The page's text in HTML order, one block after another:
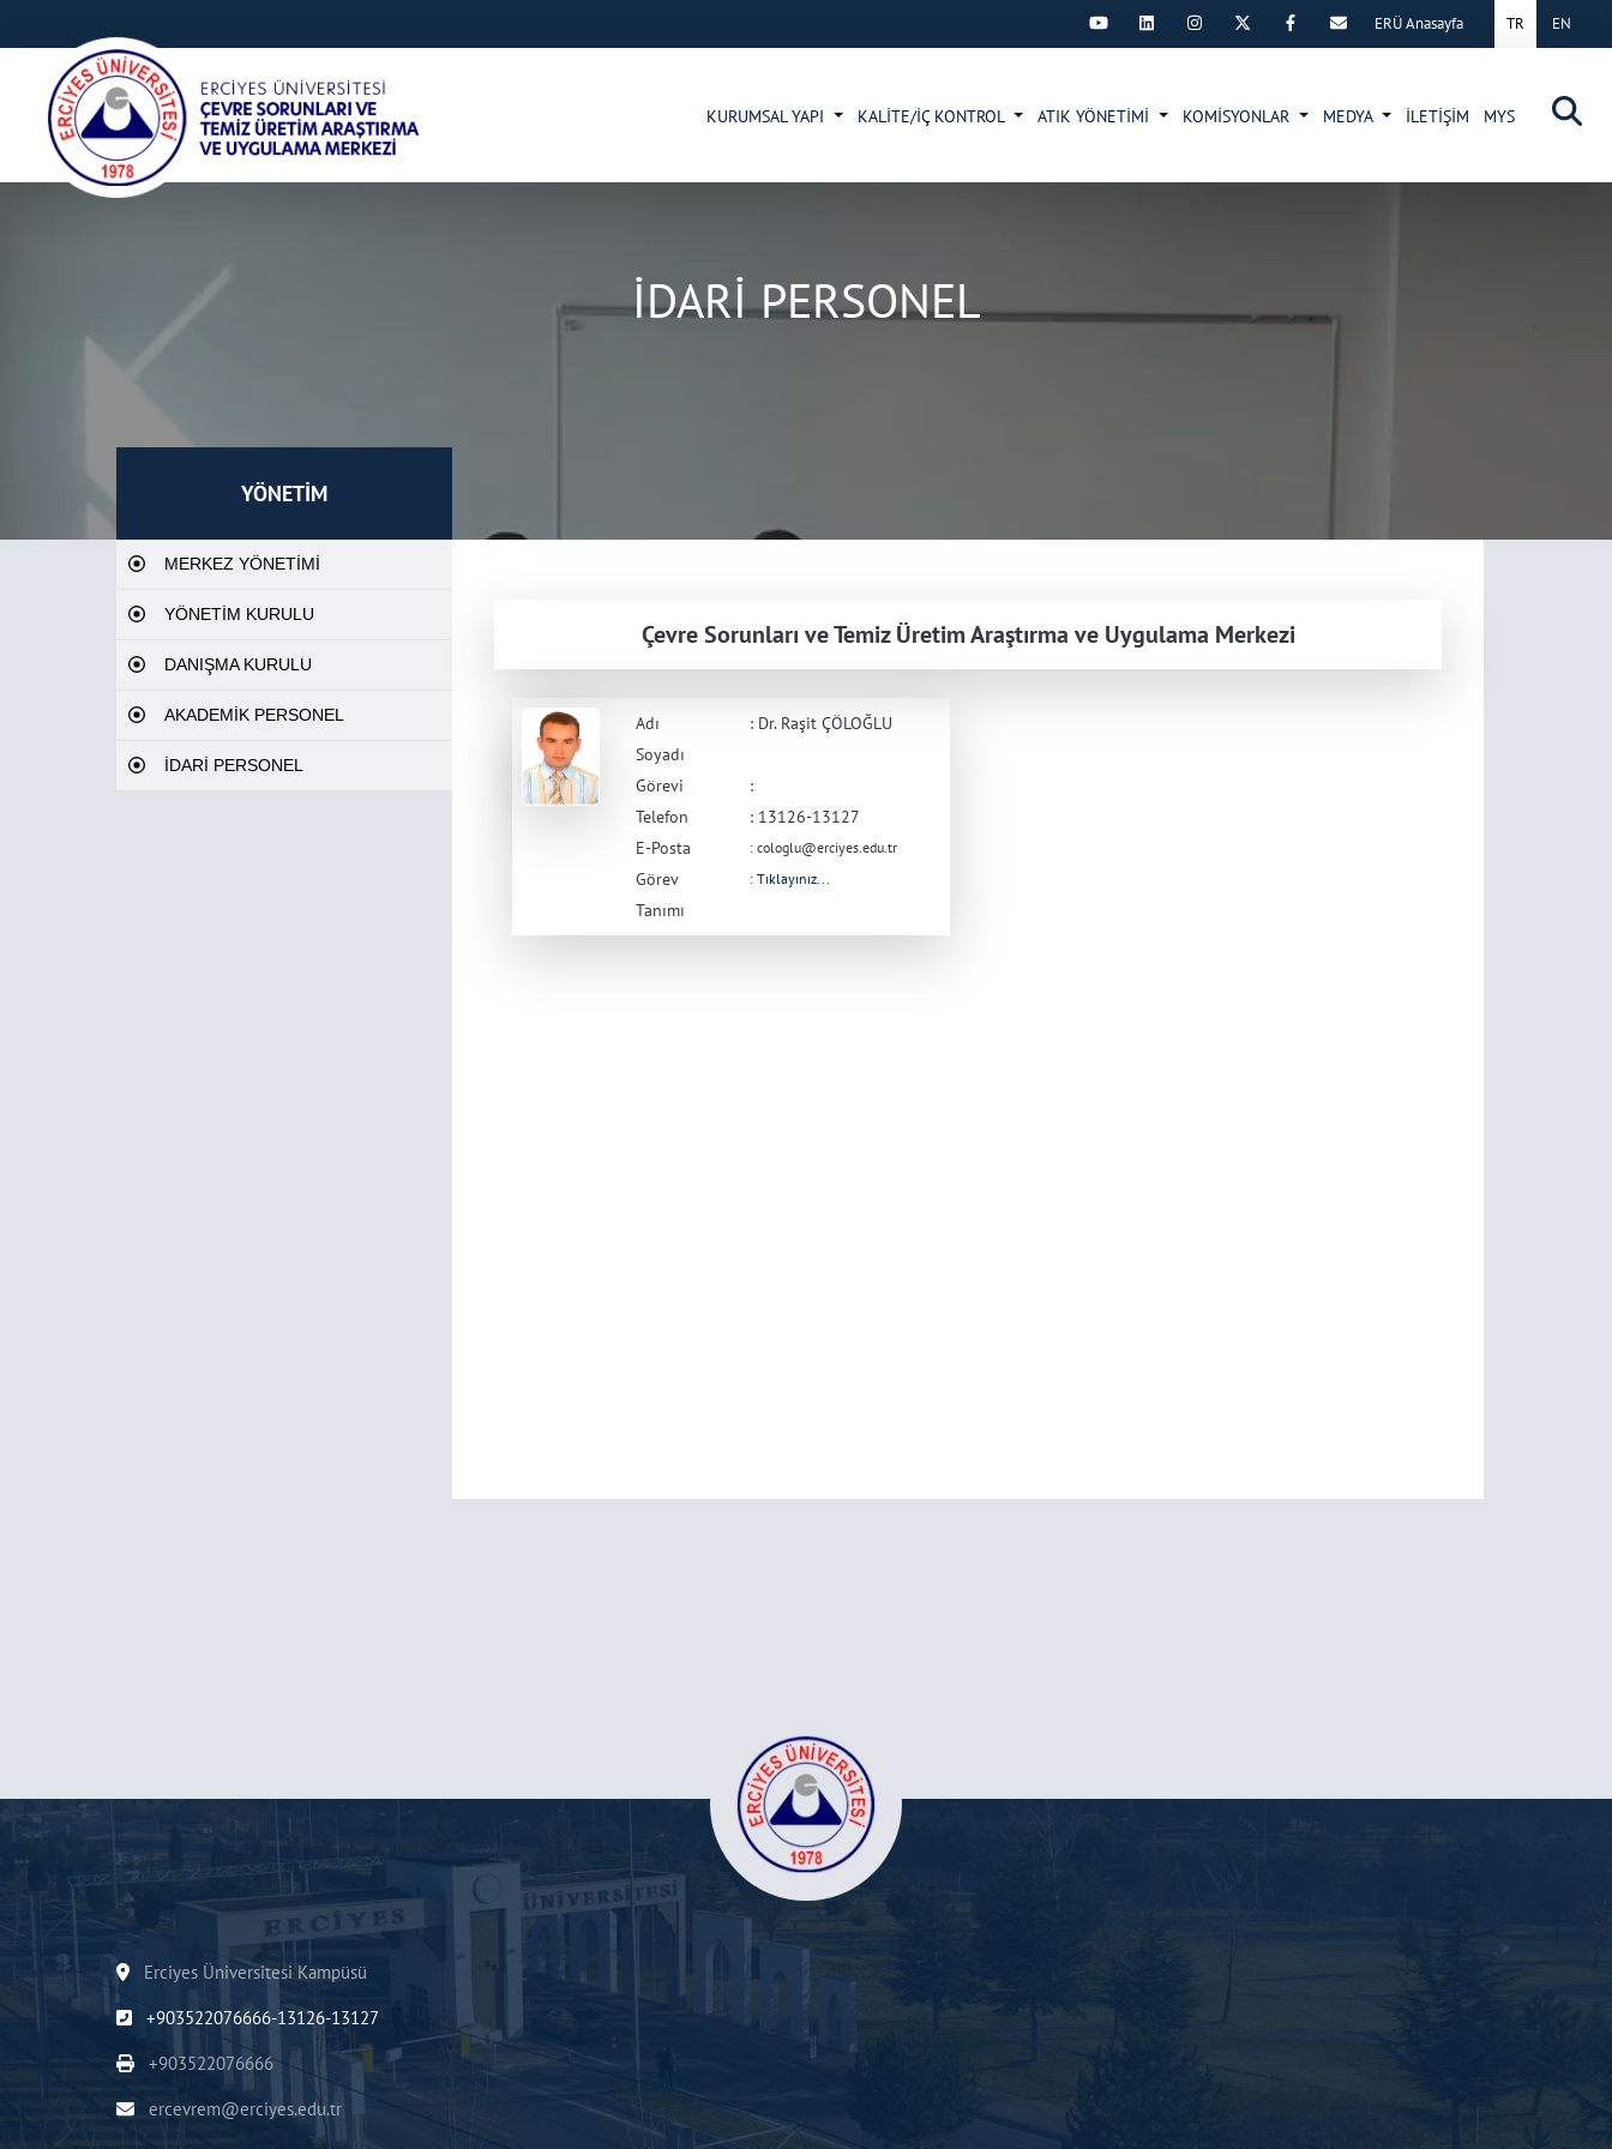
×
TR EN
ERÜ Anasayfa
KURUMSAL YAPI KALİTE/İÇ KONTROL ATIK YÖNETİMİ KOMİSYONLAR MEDYA İLETİŞİM MYS
İDARİ PERSONEL
YÖNETİM
MERKEZ YÖNETİMİ
YÖNETİM KURULU
DANIŞMA KURULU
AKADEMİK PERSONEL
İDARİ PERSONEL
Çevre Sorunları ve Temiz Üretim Araştırma ve Uygulama Merkezi
Adı
Soyadı
: Dr. Raşit ÇÖLOĞLU
Görevi
:
Telefon
: 13126-13127
E-Posta
: cologlu@erciyes.edu.tr
Görev
Tanımı
: Tıklayınız...
Erciyes Üniversitesi Kampüsü
+903522076666-13126-13127
+903522076666
ercevrem@erciyes.edu.tr